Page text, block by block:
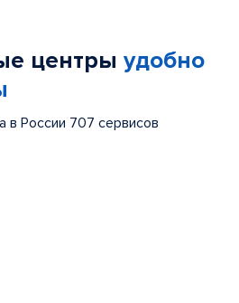
центры удобно
в России 707 сервисов